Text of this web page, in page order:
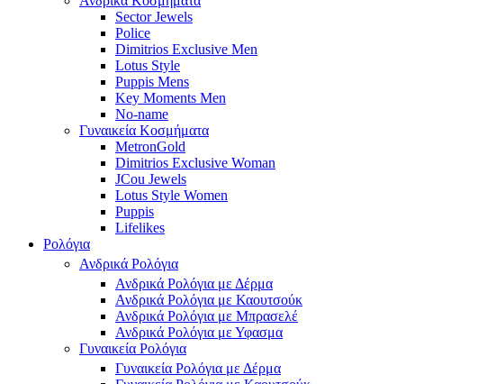
Sector Jewels
Police
Dimitrios Exclusive Men
Lotus Style
Puppis Mens
Key Moments Men
No-name
Γυναικεία Κοσμήματα
MetronGold
Dimitrios Exclusive Woman
JCou Jewels
Lotus Style Women
Puppis
Lifelikes
Ρολόγια
Ανδρικά Ρολόγια
Ανδρικά Ρολόγια με Δέρμα
Ανδρικά Ρολόγια με Καουτσούκ
Ανδρικά Ρολόγια με Μπρασελέ
Ανδρικά Ρολόγια με Υφασμα
Γυναικεία Ρολόγια
Γυναικεία Ρολόγια με Δέρμα